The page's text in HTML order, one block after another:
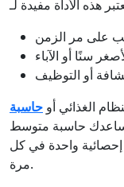
على مر الزمن
سنًا أو الآباء
أو التوظيف
الغذائي أو حاسبة
حاسبة متوسط
واحدة في كل
مرة.